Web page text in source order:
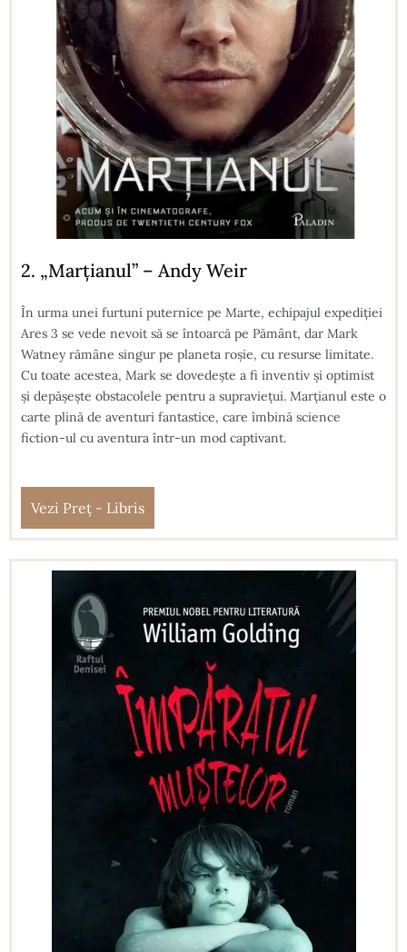
2. „Marțianul” – Andy Weir
În urma unei furtuni puternice pe Marte, echipajul expediției
Ares 3 se vede nevoit să se întoarcă pe Pământ, dar Mark
Watney rămâne singur pe planeta roșie, cu resurse limitate.
Cu toate acestea, Mark se dovedește a fi inventiv și optimist
și depășește obstacolele pentru a supraviețui. Marțianul este o
carte plină de aventuri fantastice, care îmbină science
fiction-ul cu aventura într-un mod captivant.
Vezi Preț - Libris